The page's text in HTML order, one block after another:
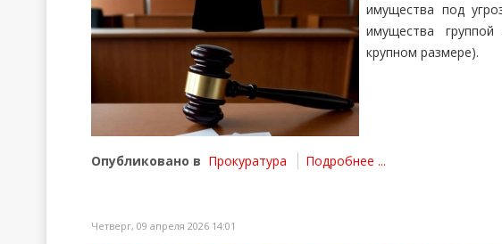
имущества под
имущества
крупном размере).
Опубликовано в Прокуратура Подробнее ...
Четверг, 09 апреля 2026 14:01